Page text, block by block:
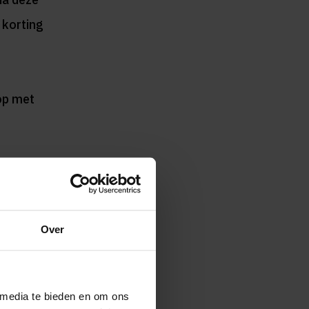
Over
te bieden en om ons
korting
met